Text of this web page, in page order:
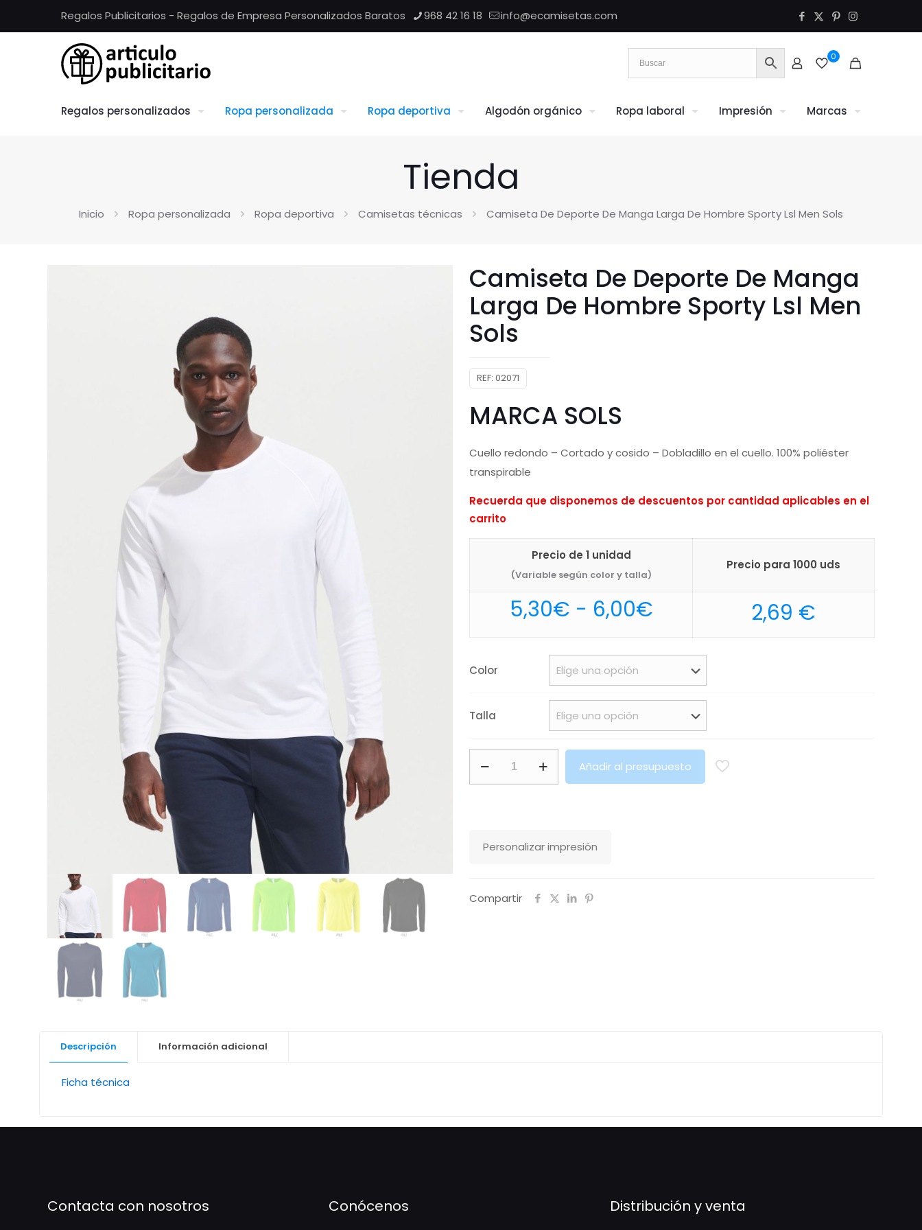
Regalos Publicitarios - Regalos de Empresa Personalizados Baratos 968 42 16 18 info@ecamisetas.com
0
Regalos personalizados Ropa personalizada Ropa deportiva Algodón orgánico Ropa laboral Impresión Marcas
Tienda
Inicio Ropa personalizada Ropa deportiva Camisetas técnicas Camiseta De Deporte De Manga Larga De Hombre Sporty Lsl Men Sols
Camiseta De Deporte De Manga
Larga De Hombre Sporty Lsl Men
Sols
REF: 02071
MARCA SOLS
Cuello redondo – Cortado y cosido – Dobladillo en el cuello. 100% poliéster
transpirable
Recuerda que disponemos de descuentos por cantidad aplicables en el
carrito
Precio de 1 unidad
(Variable según color y talla)
Precio para 1000 uds
5,30€ - 6,00€Rango
precios:
desde
5,30€
hasta
6,00€
2,69 €
Color
Talla
Larga De
Sporty
Añadir al presupuesto
Personalizar impresión
Compartir
Descripción Información adicional
Ficha técnica
Contacta con nosotros Conócenos Distribución y venta